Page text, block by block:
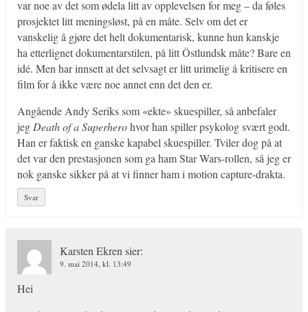
var noe av det som ødela litt av opplevelsen for meg – da føles
prosjektet litt meningsløst, på en måte. Selv om det er
vanskelig å gjøre det helt dokumentarisk, kunne hun kanskje
ha etterlignet dokumentarstilen, på litt Östlundsk måte? Bare en
idé. Men har innsett at det selvsagt er litt urimelig å kritisere en
film for å ikke være noe annet enn det den er.
Angående Andy Seriks som «ekte» skuespiller, så anbefaler
jeg Death of a Superherohvor han spiller psykolog svært godt.
Han er faktisk en ganske kapabel skuespiller. Tviler dog på at
det var den prestasjonen som ga ham Star Wars-rollen, så jeg er
nok ganske sikker på at vi finner ham i motion capture-drakta.
Svar
Karsten Ekrensier:
9. mai 2014, kl. 13:49
Hei